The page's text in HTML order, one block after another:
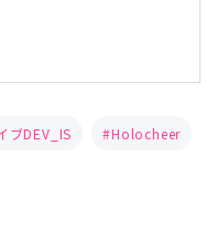
ブDEV_IS Holocheer